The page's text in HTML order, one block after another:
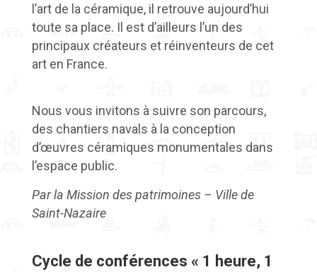
l’art de la céramique, il retrouve aujourd’hui
toute sa place. Il est d’ailleurs l’un des
principaux créateurs et réinventeurs de cet
art en France.
Nous vous invitons à suivre son parcours,
des chantiers navals à la conception
d’œuvres céramiques monumentales dans
l’espace public.
Par la Mission des patrimoines – Ville de
Saint-Nazaire
Cycle de conférences « 1 heure, 1